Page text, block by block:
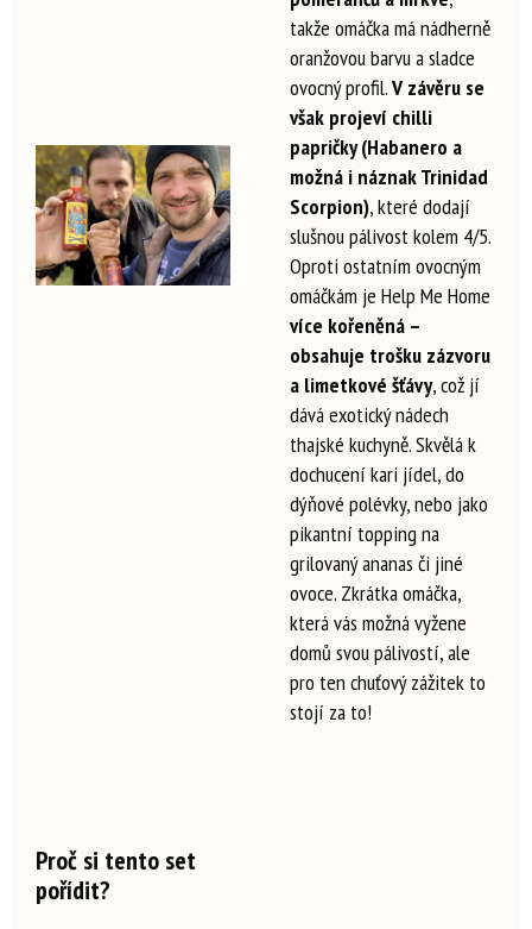
takže omáčka má nádherně
oranžovou barvu a sladce
ovocný profil.V závěru se
však projeví chilli
papričky (Habanero a
možná i náznak Trinidad
Scorpion), které dodají
slušnou pálivost kolem 4/5.
Oproti ostatním ovocným
omáčkám je Help Me Home
více kořeněná –
obsahuje trošku zázvoru
a limetkové šťávy, což jí
dává exotický nádech
thajské kuchyně. Skvělá k
dochucení kari jídel, do
dýňové polévky, nebo jako
pikantní topping na
grilovaný ananas či jiné
ovoce. Zkrátka omáčka,
která vás možná vyžene
domů svou pálivostí, ale
pro ten chuťový zážitek to
stojí za to!
Proč si tento set
pořídit?